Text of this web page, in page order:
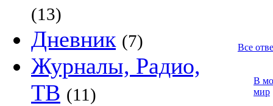
(13)
Дневник (7)
Журналы, Радио,
ТВ (11)
Все
В
мир